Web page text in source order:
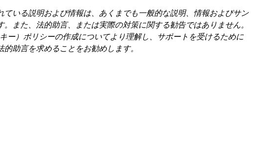
ている説明および情報は、あくまでも一般的な説明、情報およびサン
。また、法的助言、または実際の対策に関する勧告ではありません。
ー）ポリシーの作成についてより理解し、サポートを受けるために
的助言を求めることをお勧めします。